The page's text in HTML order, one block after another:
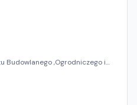
Budowlanego ,Ogrodniczego i